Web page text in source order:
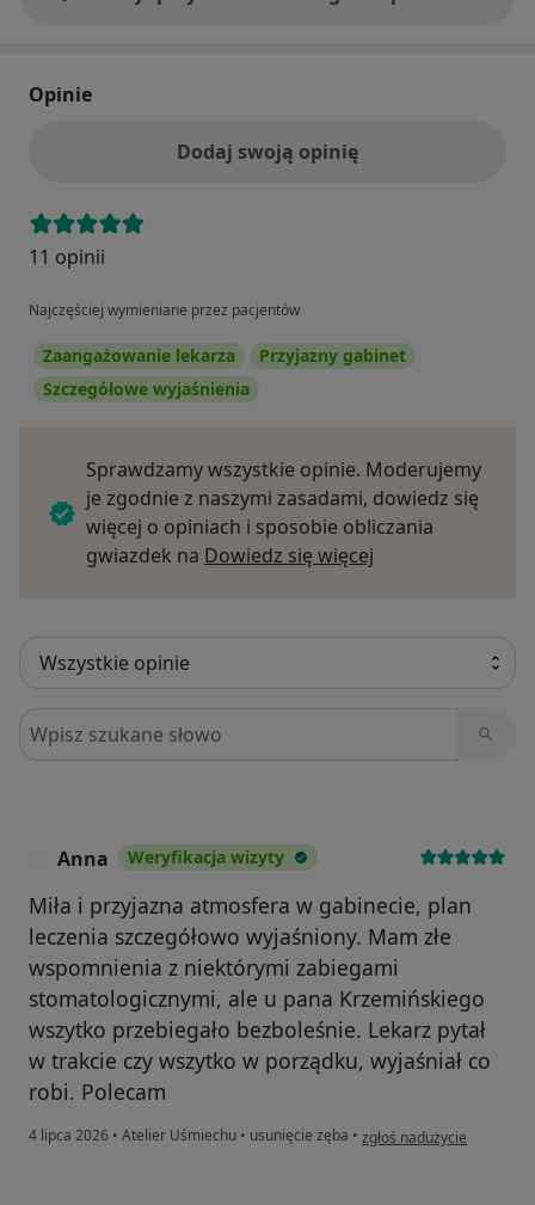
Opinie
Dodaj swoją opinię
11 opinii
Najczęściej wymieniane przez pacjentów
Zaangażowanie lekarza
Przyjazny gabinet
Szczegółowe wyjaśnienia
Sprawdzamy wszystkie opinie. Moderujemy
je zgodnie z naszymi zasadami, dowiedz się
więcej o opiniach i sposobie obliczania
gwiazdek na Dowiedz się więcej
Szukaj w opiniach
Anna Weryfikacja wizyty
Miła i przyjazna atmosfera w gabinecie, plan
leczenia szczegółowo wyjaśniony. Mam złe
wspomnienia z niektórymi zabiegami
stomatologicznymi, ale u pana Krzemińskiego
wszytko przebiegało bezboleśnie. Lekarz pytał
w trakcie czy wszytko w porządku, wyjaśniał co
robi. Polecam
4 lipca 2026 • Atelier Uśmiechu • usunięcie zęba • w opinii użytkownika Anna
zgłoś nadużycie